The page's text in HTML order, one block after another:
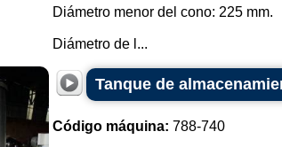
Diámetro menor del cono: 225 mm.
Diámetro de l...
Tanque de
Código máquina: 788-740